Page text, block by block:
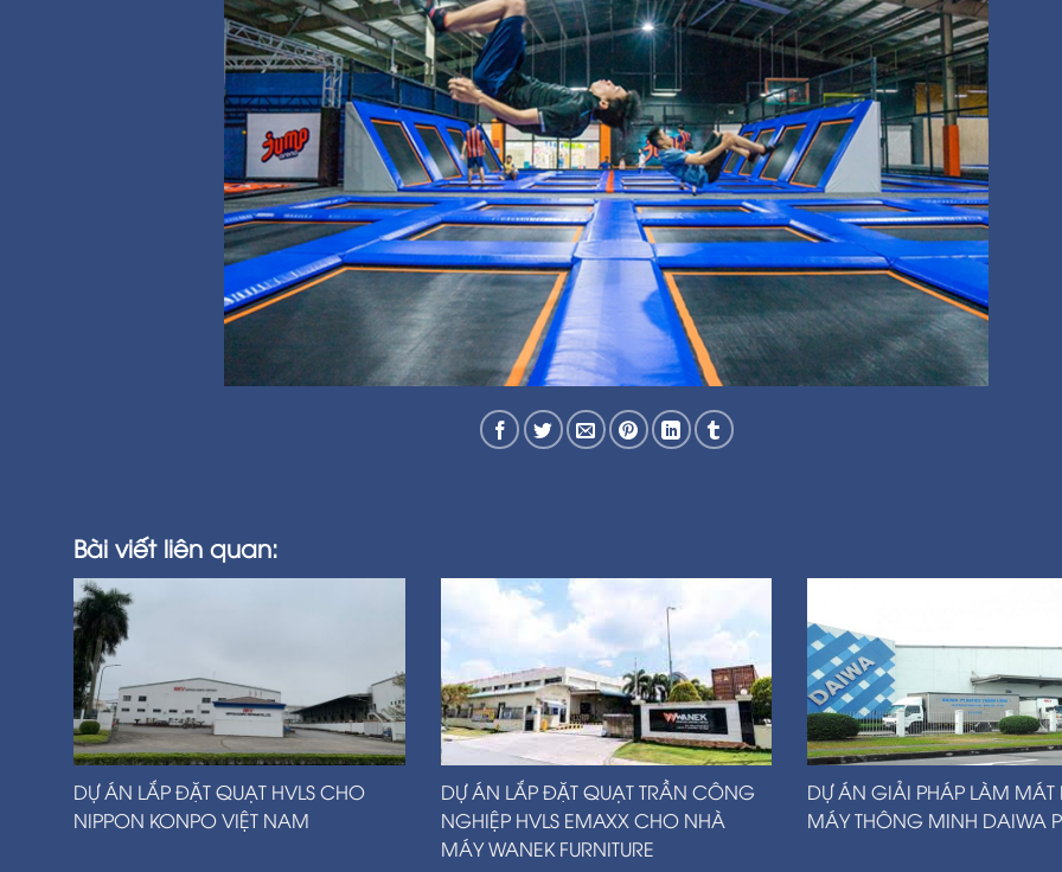
Bài viết liên quan:
DỰ ÁN LẮP ĐẶT QUẠT HVLS CHO
NIPPON KONPO VIỆT NAM
DỰ ÁN LẮP ĐẶT QUẠT TRẦN CÔNG
NGHIỆP HVLS EMAXX CHO NHÀ
MÁY WANEK FURNITURE
DỰ ÁN GIẢI PHÁP LÀM MÁT
MÁY THÔNG MINH DAIWA